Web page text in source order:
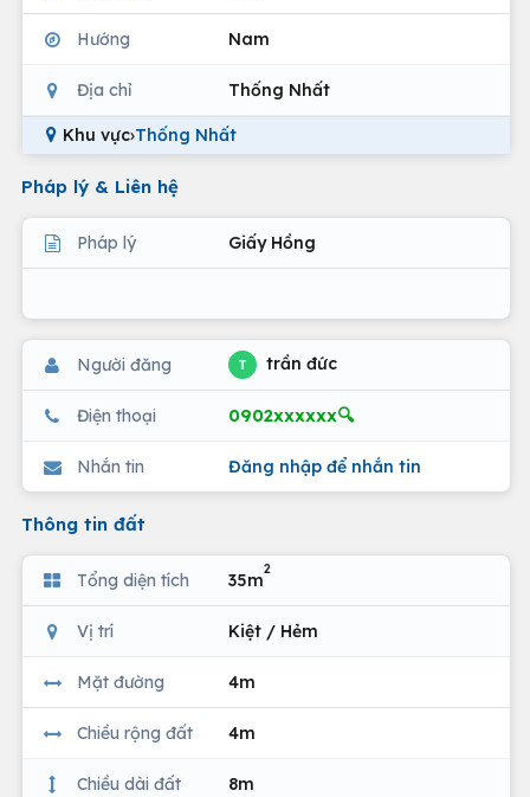
Hướng Nam
Địa chỉ Thống Nhất
Khu vực›Thống Nhất
Pháp lý & Liên hệ
Pháp lý Giấy Hồng
Người đăng T trần đức
Điện thoại 0902xxxxxx🔍
Nhắn tin Đăng nhập để nhắn tin
Thông tin đất
Tổng diện tích 35m
2
Vị trí Kiệt / Hẻm
Mặt đường 4m
Chiều rộng đất 4m
Chiều dài đất 8m